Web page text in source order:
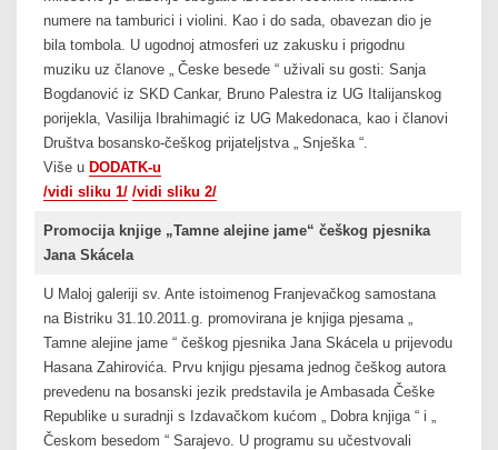
numere na tamburici i violini. Kao i do sada, obavezan dio je
bila tombola. U ugodnoj atmosferi uz zakusku i prigodnu
muziku uz članove „ Česke besede “ uživali su gosti: Sanja
Bogdanović iz SKD Cankar, Bruno Palestra iz UG Italijanskog
porijekla, Vasilija Ibrahimagić iz UG Makedonaca, kao i članovi
Društva bosansko-češkog prijateljstva „ Snješka “.
Više u DODATK-u
/vidi sliku 1/ /vidi sliku 2/
Promocija knjige „Tamne alejine jame“ češkog pjesnika
Jana Skácela
U Maloj galeriji sv. Ante istoimenog Franjevačkog samostana
na Bistriku 31.10.2011.g. promovirana je knjiga pjesama „
Tamne alejine jame “ češkog pjesnika Jana Skácela u prijevodu
Hasana Zahirovića. Prvu knjigu pjesama jednog češkog autora
prevedenu na bosanski jezik predstavila je Ambasada Češke
Republike u suradnji s Izdavačkom kućom „ Dobra knjiga “ i „
Českom besedom “ Sarajevo. U programu su učestvovali